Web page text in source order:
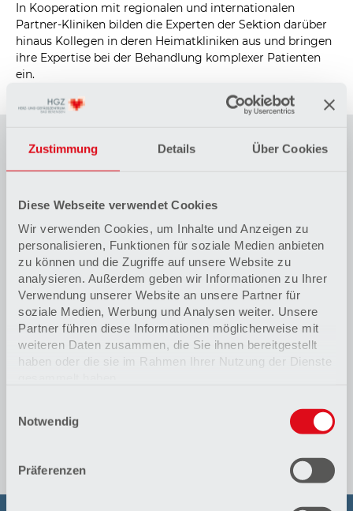
Zustimmung Details Über Cookies
Diese Webseite verwendet Cookies
Wir verwenden Cookies, um Inhalte und Anzeigen zu
personalisieren, Funktionen für soziale Medien anbieten
zu können und die Zugriffe auf unsere Website zu
analysieren. Außerdem geben wir Informationen zu Ihrer
Verwendung unserer Website an unsere Partner für
soziale Medien, Werbung und Analysen weiter. Unsere
Partner führen diese Informationen möglicherweise mit
weiteren Daten zusammen, die Sie ihnen bereitgestellt
haben oder die sie im Rahmen Ihrer Nutzung der Dienste
Impressum
Notwendig
Präferenzen
In Kooperation mit regionalen und internationalen
Partner-Kliniken bilden die Experten der Sektion darüber
hinaus Kollegen in deren Heimatkliniken aus und bringen
ihre Expertise bei der Behandlung komplexer Patienten
ein.
Leistungsspektrum
(Kryo, RF, ausführliche Substratmodifikation)
Eingriffen, postinterventionell und bei strukturellen
Herzerkrankungen
Mapping und Ablation ventrikulärer
Herzrhythmusstörungen bei Patienten mit
struktureller Herzerkrankung (ischämische und
nicht-ischämische Kardiomyopathien)
Epikardiale Ablation von ventrikulären Tachykardien
Breite Anwendung hochauflösender 3D-
Mappingsysteme aller namhaften Hersteller (Carto,
neuer Technologien
Mitwirkung an klinischen Studien und